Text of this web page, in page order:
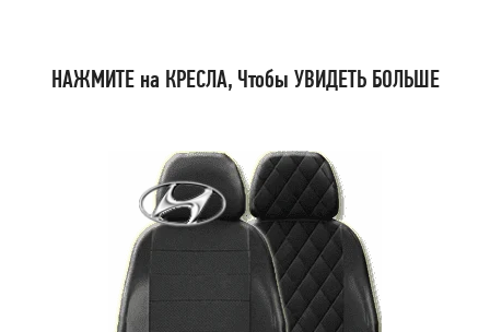
НАЖМИТЕ на КРЕСЛА, Чтобы УВИДЕТЬ БОЛЬШЕ